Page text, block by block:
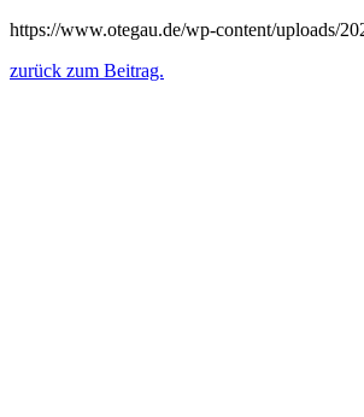
https://www.otegau.de/wp-content/uploads/
zurück zum Beitrag.